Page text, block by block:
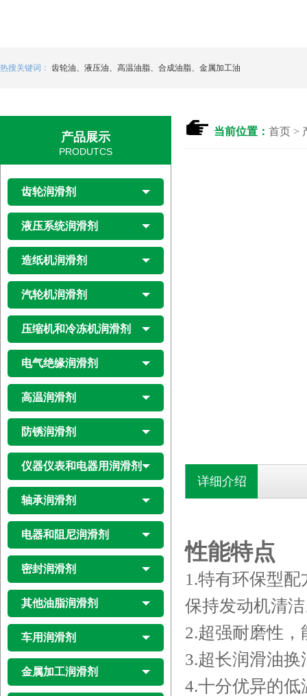
热搜关键词： 齿轮油、 液压油、 高温油脂、 合成油脂、 金属加工油
产品展示
PRODUTCS
齿轮润滑剂
液压系统润滑剂
造纸机润滑剂
汽轮机润滑剂
压缩机和冷冻机润滑剂
电气绝缘润滑剂
高温润滑剂
防锈润滑剂
仪器仪表和电器用润滑剂
轴承润滑剂
电器和阻尼润滑剂
密封润滑剂
其他油脂润滑剂
车用润滑剂
金属加工润滑剂
当前位置： 首页 >
详细介绍
性能特点
1.特有环保型
保持发动机清
2.超强耐磨性
3.超长润滑油
4.十分优异的